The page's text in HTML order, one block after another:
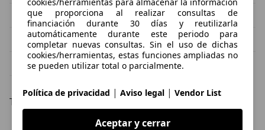
Ford S-Max gris
Ford S-Max azul
Ford S-Max rojo
Ford S-Max burdeos
Ford S-Max plateado
Transmisión
Ford S-Max automático
Ford S-Max manual
que proporciona al realizar consultas de
financiación durante 30 días y reutilizarla
automáticamente durante este periodo para
completar nuevas consultas. Sin el uso de dichas
cookies/herramientas, estas funciones ampliadas no
se pueden utilizar total o parcialmente.
Política de privacidad | Aviso legal | Vendor List
Aceptar y cerrar